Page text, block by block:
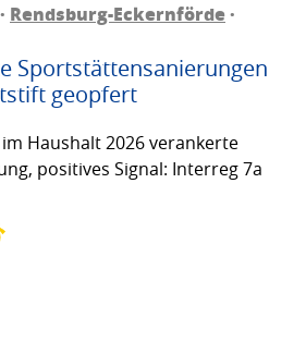
Rendsburg-Eckernförde·
Sportstättensanierungen
geopfert
Haushalt 2026 verankerte
positives Signal: Interreg 7a